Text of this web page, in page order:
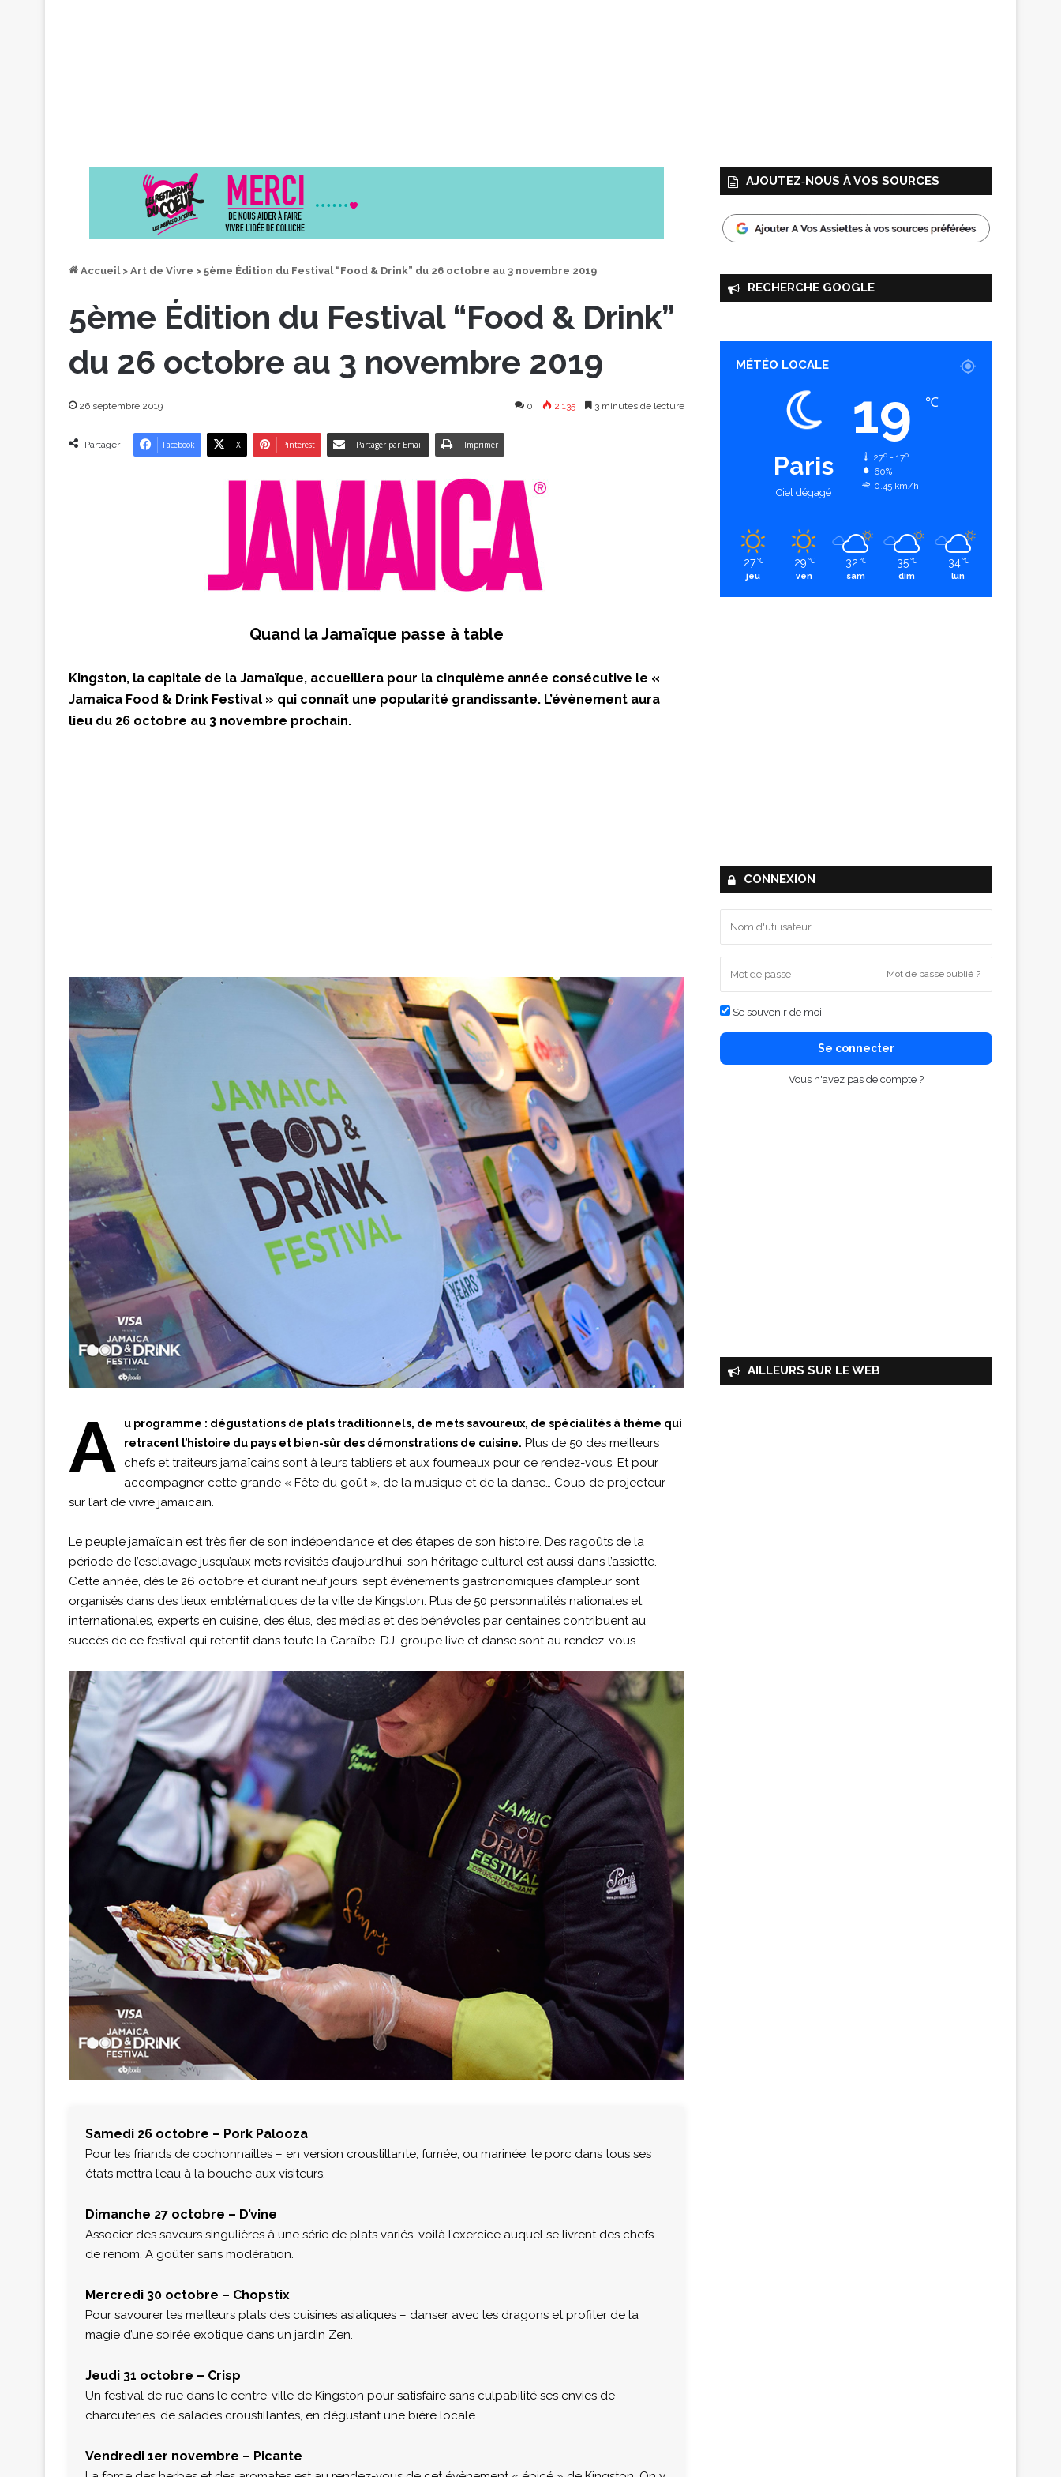
Accueil > Art de Vivre > 5ème Édition du Festival “Food & Drink” du 26 octobre au 3 novembre 2019
5ème Édition du Festival “Food & Drink”
du 26 octobre au 3 novembre 2019
26 septembre 2019 0 2 135 3 minutes de lecture
Partager Facebook X Pinterest Partager par Email Imprimer
Quand la Jamaïque passe à table
Kingston, la capitale de la Jamaïque, accueillera pour la cinquième année consécutive le «
Jamaica Food & Drink Festival » qui connaît une popularité grandissante. L’évènement aura
lieu du 26 octobre au 3 novembre prochain.
A
u programme : dégustations de plats traditionnels, de mets savoureux, de spécialités à thème qui
retracent l’histoire du pays et bien-sûr des démonstrations de cuisine. Plus de 50 des meilleurs
chefs et traiteurs jamaïcains sont à leurs tabliers et aux fourneaux pour ce rendez-vous. Et pour
accompagner cette grande « Fête du goût », de la musique et de la danse… Coup de projecteur
sur l’art de vivre jamaïcain.
Le peuple jamaïcain est très fier de son indépendance et des étapes de son histoire. Des ragoûts de la
période de l’esclavage jusqu’aux mets revisités d’aujourd’hui, son héritage culturel est aussi dans l’assiette.
Cette année, dès le 26 octobre et durant neuf jours, sept événements gastronomiques d’ampleur sont
organisés dans des lieux emblématiques de la ville de Kingston. Plus de 50 personnalités nationales et
internationales, experts en cuisine, des élus, des médias et des bénévoles par centaines contribuent au
succès de ce festival qui retentit dans toute la Caraïbe. DJ, groupe live et danse sont au rendez-vous.
Samedi 26 octobre – Pork Palooza
Pour les friands de cochonnailles – en version croustillante, fumée, ou marinée, le porc dans tous ses
états mettra l’eau à la bouche aux visiteurs.
Dimanche 27 octobre – D’vine
Associer des saveurs singulières à une série de plats variés, voilà l’exercice auquel se livrent des chefs
de renom. A goûter sans modération.
Mercredi 30 octobre – Chopstix
Pour savourer les meilleurs plats des cuisines asiatiques – danser avec les dragons et profiter de la
magie d’une soirée exotique dans un jardin Zen.
Jeudi 31 octobre – Crisp
Un festival de rue dans le centre-ville de Kingston pour satisfaire sans culpabilité ses envies de
charcuteries, de salades croustillantes, en dégustant une bière locale.
Vendredi 1er novembre – Picante
AJOUTEZ‑NOUS À VOS SOURCES
RECHERCHE GOOGLE
MÉTÉO LOCALE
Paris
Ciel dégagé
19 ℃
27º - 17º
60%
0.45 km/h
27 ℃
jeu
29 ℃
ven
32 ℃
sam
35 ℃
dim
34 ℃
lun
CONNEXION
Mot de passe oublié ?
Se souvenir de moi
Se connecter
Vous n'avez pas de compte ?
AILLEURS SUR LE WEB